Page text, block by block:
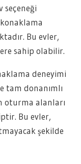
Bu evler,
sahip olabilir.
deneyimi
tam donanımlı
oturma alanları
Bu evler,
şekilde